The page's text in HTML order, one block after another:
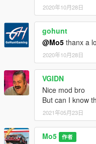
2020年10月28日
gohunt
@Mo5 thanx a
2020年10月28日
VGIDN
Nice mod bro
But can I know
2021年05月23日
Mo5 作者